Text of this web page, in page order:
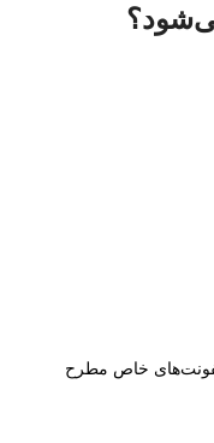
خاص مطرح